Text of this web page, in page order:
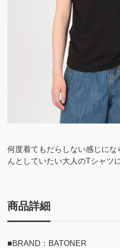
何度着てもだらしない感じに
んとしていたい大人のTシャツ
商品詳細
■BRAND：BATONER